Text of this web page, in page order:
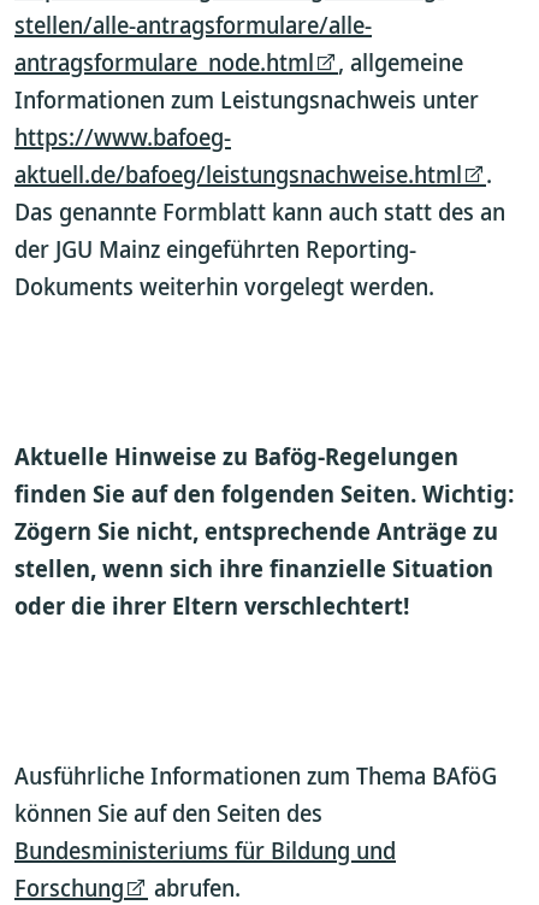
stellen/alle-antragsformulare/alle-
antragsformulare_node.html
, allgemeine
Informationen zum Leistungsnachweis unter
https://www.bafoeg-
aktuell.de/bafoeg/leistungsnachweise.html
.
Das genannte Formblatt kann auch statt des an
der JGU Mainz eingeführten Reporting-
Dokuments weiterhin vorgelegt werden.
Aktuelle Hinweise zu Bafög-Regelungen
finden Sie auf den folgenden Seiten. Wichtig:
Zögern Sie nicht, entsprechende Anträge zu
stellen, wenn sich ihre finanzielle Situation
oder die ihrer Eltern verschlechtert!
Ausführliche Informationen zum Thema BAföG
können Sie auf den Seiten des
Bundesministeriums für Bildung und
Forschung
abrufen.